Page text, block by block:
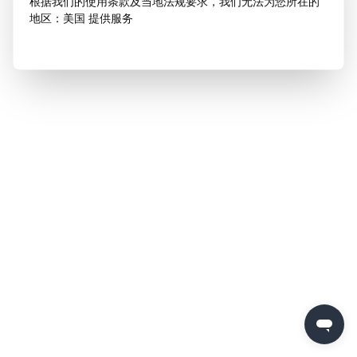
地区：美国 提供服务